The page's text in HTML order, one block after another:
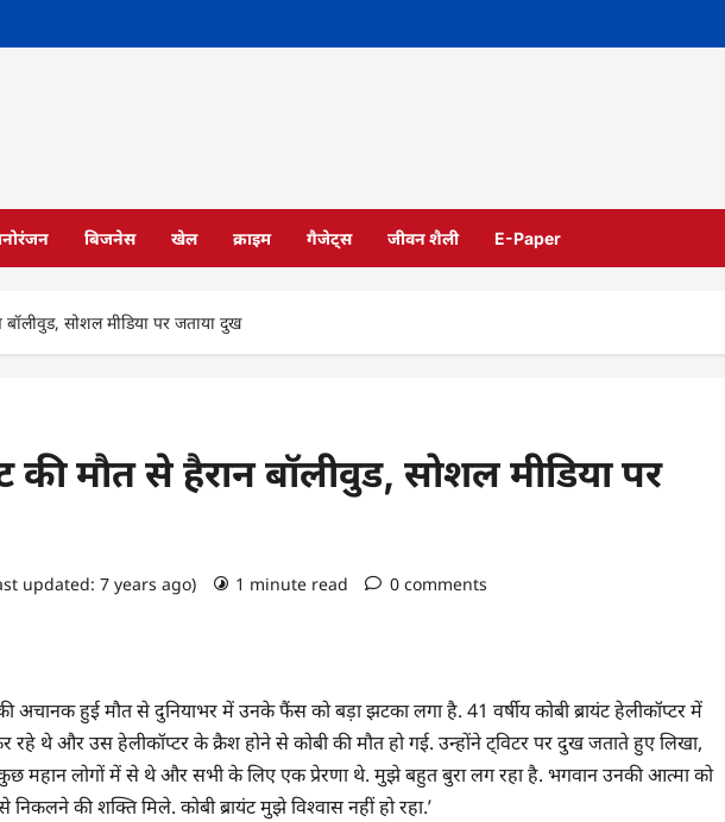
बिजनेस खेल क्राइम गैजेट्स जीवन शैली E-Paper
बॉलीवुड, सोशल मीडिया पर जताया दुख
की मौत से हैरान बॉलीवुड, सोशल मीडिया पर
updated: 7 years ago) 1 minute read 0 comments
अचानक हुई मौत से दुनियाभर में उनके फैंस को बड़ा झटका लगा है. 41 वर्षीय कोबी ब्रायंट हेलीकॉप्टर में
रहे थे और उस हेलीकॉप्टर के क्रैश होने से कोबी की मौत हो गई. उन्होंने ट्विटर पर दुख जताते हुए लिखा,
महान लोगों में से थे और सभी के लिए एक प्रेरणा थे. मुझे बहुत बुरा लग रहा है. भगवान उनकी आत्मा को
की शक्ति मिले. कोबी ब्रायंट मुझे विश्वास नहीं हो रहा.’